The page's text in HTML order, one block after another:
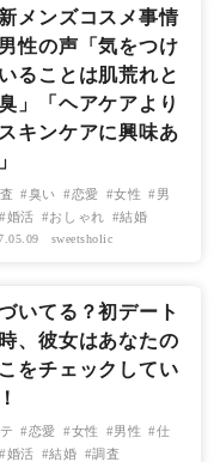
メンズコスメ事情
性の声「気をつけ
ることは肌荒れと
」「ヘアケアより
キンケアに興味あ
臭い 恋愛 女性
男
婚活 おしゃれ 結婚
sweetsholic
いてる？初デート
、彼女はあなたの
をチェックしてい
恋愛 女性 男性
仕
婚活 結婚 調査